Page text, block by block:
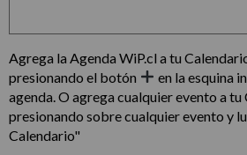
Agrega la Agenda WiP.cl a tu
presionando el botón
en la esquina
agenda. O agrega cualquier evento a tu
presionando sobre cualquier evento y
Calendario"